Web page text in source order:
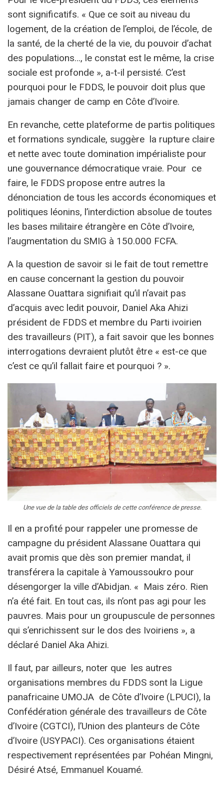
sont significatifs. « Que ce soit au niveau du
logement, de la création de l’emploi, de l’école, de
la santé, de la cherté de la vie, du pouvoir d’achat
des populations…, le constat est le même, la crise
sociale est profonde », a-t-il persisté. C’est
pourquoi pour le FDDS, le pouvoir doit plus que
jamais changer de camp en Côte d’Ivoire.
En revanche, cette plateforme de partis politiques
et formations syndicale, suggère la rupture claire
et nette avec toute domination impérialiste pour
une gouvernance démocratique vraie. Pour ce
faire, le FDDS propose entre autres la
dénonciation de tous les accords économiques et
politiques léonins, l’interdiction absolue de toutes
les bases militaire étrangère en Côte d’Ivoire,
l’augmentation du SMIG à 150.000 FCFA.
A la question de savoir si le fait de tout remettre
en cause concernant la gestion du pouvoir
Alassane Ouattara signifiait qu’il n’avait pas
d’acquis avec ledit pouvoir, Daniel Aka Ahizi
président de FDDS et membre du Parti ivoirien
des travailleurs (PIT), a fait savoir que les bonnes
interrogations devraient plutôt être « est-ce que
c’est ce qu’il fallait faire et pourquoi ? ».
Une vue de la table des officiels de cette conférence de presse.
Il en a profité pour rappeler une promesse de
campagne du président Alassane Ouattara qui
avait promis que dès son premier mandat, il
transférera la capitale à Yamoussoukro pour
désengorger la ville d’Abidjan. « Mais zéro. Rien
n’a été fait. En tout cas, ils n’ont pas agi pour les
pauvres. Mais pour un groupuscule de personnes
qui s’enrichissent sur le dos des Ivoiriens », a
déclaré Daniel Aka Ahizi.
Il faut, par ailleurs, noter que les autres
organisations membres du FDDS sont la Ligue
panafricaine UMOJA de Côte d’Ivoire (LPUCI), la
Confédération générale des travailleurs de Côte
d’Ivoire (CGTCI), l’Union des planteurs de Côte
d’Ivoire (USYPACI). Ces organisations étaient
respectivement représentées par Pohéan Mingni,
Désiré Atsé, Emmanuel Kouamé.